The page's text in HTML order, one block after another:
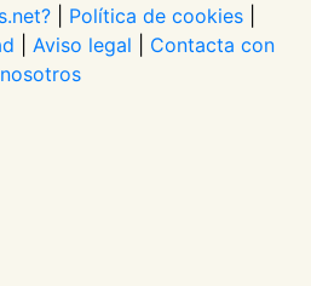
Política de cookies
Aviso legal
Contacta con
nosotros